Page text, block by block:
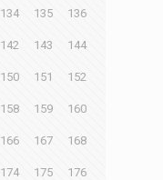
134 135 136
142 143 144
150 151 152
158 159 160
166 167 168
174 175 176